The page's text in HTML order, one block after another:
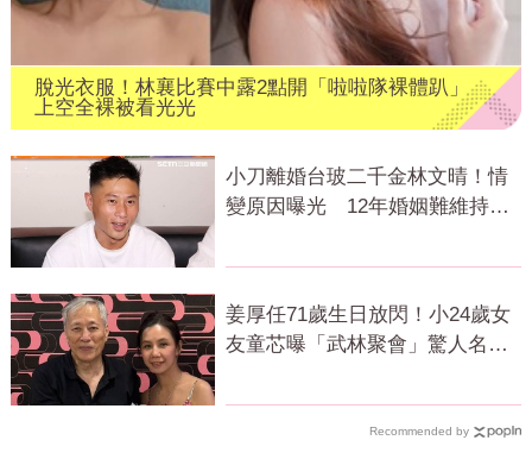
脫光衣服！林襄比賽中露2點開「啦啦隊裸體趴」
上空全裸被看光光
小刀離婚台玻二千金林文晴！情
變原因曝光 12年婚姻難維持已
姜厚任71歲生日放閃！小24歲女
友童芯曝「武林聚會」驚人名單
Recommended by